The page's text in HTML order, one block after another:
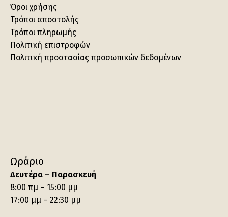
Όροι χρήσης
Τρόποι αποστολής
Τρόποι πληρωμής
Πολιτική επιστροφών
Πολιτική προστασίας προσωπικών δεδομένων
Ωράριο
Δευτέρα – Παρασκευή
8:00 πμ – 15:00 μμ
17:00 μμ – 22:30 μμ